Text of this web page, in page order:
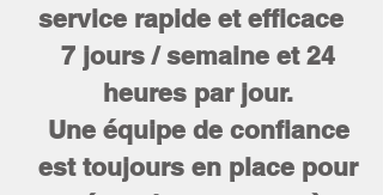
service rapide et efficace
7 jours / semaine et 24
heures par jour.
Une équipe de confiance
est toujours en place pour